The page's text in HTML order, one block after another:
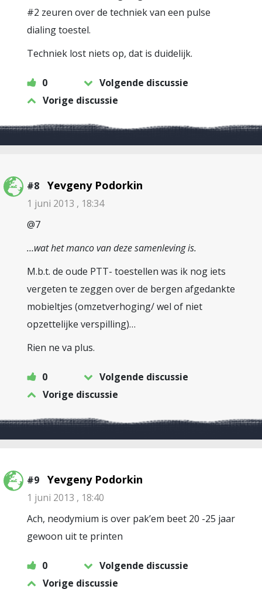
#2 zeuren over de techniek van een pulse
dialing toestel.
Techniek lost niets op, dat is duidelijk.
0
Volgende discussie
Vorige discussie
#8 Yevgeny Podorkin
1 juni 2013 , 18:34
@7
…wat het manco van deze samenleving is.
M.b.t. de oude PTT- toestellen was ik nog iets
vergeten te zeggen over de bergen afgedankte
mobieltjes (omzetverhoging/ wel of niet
opzettelijke verspilling)…
Rien ne va plus.
0
Volgende discussie
Vorige discussie
#9 Yevgeny Podorkin
1 juni 2013 , 18:40
Ach, neodymium is over pak’em beet 20 -25 jaar
gewoon uit te printen
0
Volgende discussie
Vorige discussie